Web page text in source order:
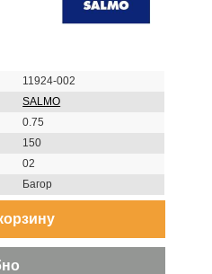
11924-002
SALMO
0.75
150
02
Багор